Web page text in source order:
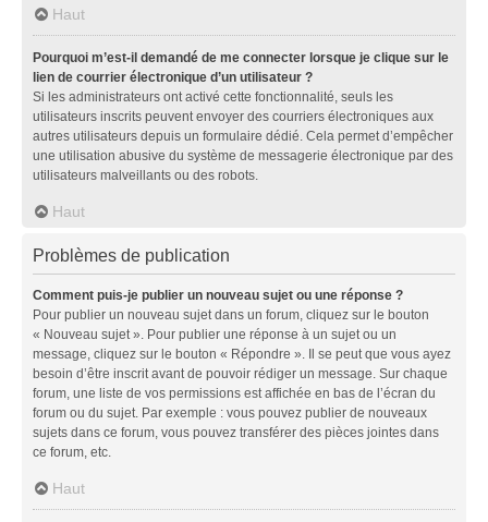
Haut
Pourquoi m’est-il demandé de me connecter lorsque je clique sur le
lien de courrier électronique d’un utilisateur ?
Si les administrateurs ont activé cette fonctionnalité, seuls les
utilisateurs inscrits peuvent envoyer des courriers électroniques aux
autres utilisateurs depuis un formulaire dédié. Cela permet d’empêcher
une utilisation abusive du système de messagerie électronique par des
utilisateurs malveillants ou des robots.
Haut
Problèmes de publication
Comment puis-je publier un nouveau sujet ou une réponse ?
Pour publier un nouveau sujet dans un forum, cliquez sur le bouton
« Nouveau sujet ». Pour publier une réponse à un sujet ou un
message, cliquez sur le bouton « Répondre ». Il se peut que vous ayez
besoin d’être inscrit avant de pouvoir rédiger un message. Sur chaque
forum, une liste de vos permissions est affichée en bas de l’écran du
forum ou du sujet. Par exemple : vous pouvez publier de nouveaux
sujets dans ce forum, vous pouvez transférer des pièces jointes dans
ce forum, etc.
Haut